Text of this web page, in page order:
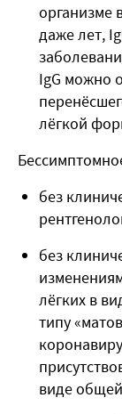
организме
даже лет,
IgG можно
лёгкой
без
без
лёгких в
типу
виде